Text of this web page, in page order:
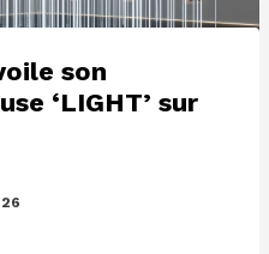
son
‘LIGHT’ sur